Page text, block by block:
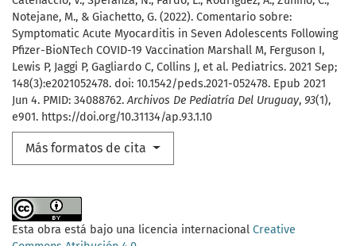
Notejane, M., & Giachetto, G. (2022). Comentario sobre:
Symptomatic Acute Myocarditis in Seven Adolescents Following
Pfizer-BioNTech COVID-19 Vaccination Marshall M, Ferguson I,
Lewis P, Jaggi P, Gagliardo C, Collins J, et al. Pediatrics. 2021 Sep;
148(3):e2021052478. doi: 10.1542/peds.2021-052478. Epub 2021
Jun 4. PMID: 34088762.Archivos De Pediatría Del Uruguay, 93(1),
e901. https://doi.org/10.31134/ap.93.1.10
Más formatos de cita
Esta obra está bajo una licencia internacional Creative